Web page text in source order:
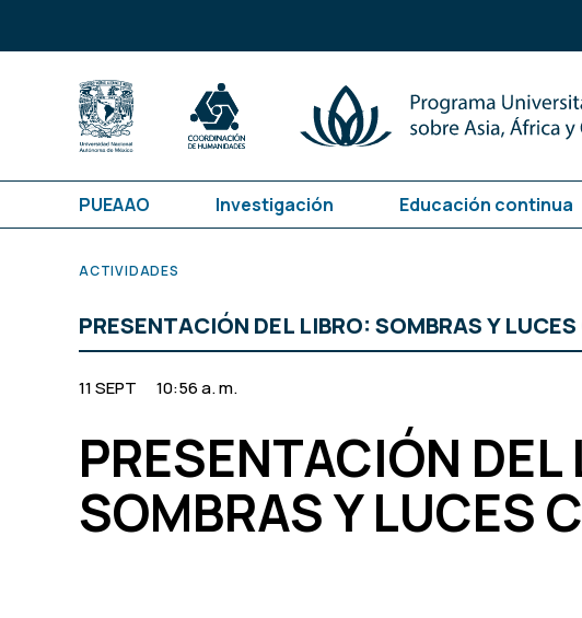
PUEAAO Investigación Educación continua
ACTIVIDADES
PRESENTACIÓN DEL LIBRO: SOMBRAS Y
11 SEPT 10:56 a. m.
PRESENTACIÓN DEL
SOMBRAS Y LUCES